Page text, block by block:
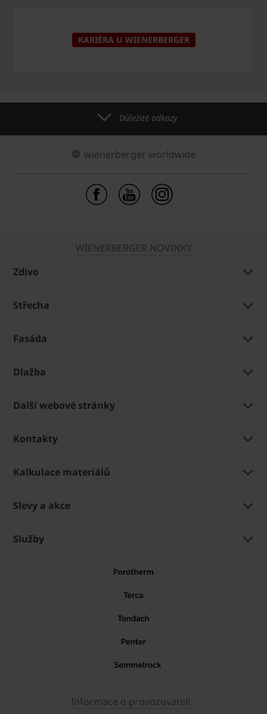
KARIÉRA U WIENERBERGER
Důležité odkazy
wienerberger worldwide
WIENERBERGER NOVINKY
Zdivo
Střecha
Fasáda
Dlažba
Další webové stránky
Kontakty
Kalkulace materiálů
Slevy a akce
Služby
Informace o provozovateli